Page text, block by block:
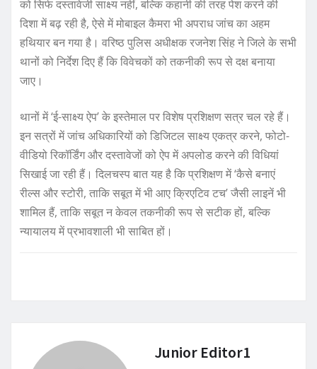
को सिर्फ दस्तावेजी साक्ष्य नहीं, बल्कि कहानी की तरह पेश करने की
दिशा में बढ़ रही है, ऐसे में मोबाइल कैमरा भी अपराध जांच का अहम
हथियार बन गया है। वरिष्ठ पुलिस अधीक्षक रजनेश सिंह ने जिले के सभी
थानों को निर्देश दिए हैं कि विवेचकों को तकनीकी रूप से दक्ष बनाया
जाए।
थानों में ‘ई-साक्ष्य ऐप’ के इस्तेमाल पर विशेष प्रशिक्षण सत्र चल रहे हैं।
इन सत्रों में जांच अधिकारियों को डिजिटल साक्ष्य एकत्र करने, फोटो-
वीडियो रिकॉर्डिंग और दस्तावेजों को ऐप में अपलोड करने की विधियां
सिखाई जा रही हैं। दिलचस्प बात यह है कि प्रशिक्षण में ‘कैसे बनाएं
रील्स और स्टोरी, ताकि सबूत में भी आए क्रिएटिव टच’ जैसी लाइनें भी
शामिल हैं, ताकि सबूत न केवल तकनीकी रूप से सटीक हों, बल्कि
न्यायालय में प्रभावशाली भी साबित हों।
Junior Editor1